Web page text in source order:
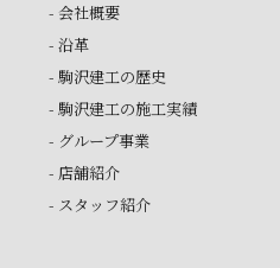
- 会社概要
- 沿革
- 駒沢建工の歴史
- 駒沢建工の施工実績
- グループ事業
- 店舗紹介
- スタッフ紹介